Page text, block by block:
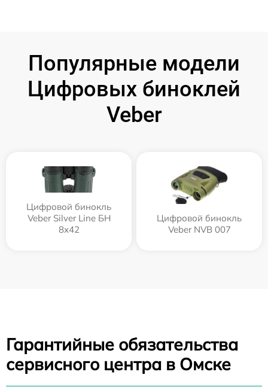
Популярные модели
Цифровых биноклей
Veber
Цифровой бинокль
Veber Silver Line БН
8x42
Цифровой бинокль
Veber NVB 007
Гарантийные обязательства
сервисного центра в Омске